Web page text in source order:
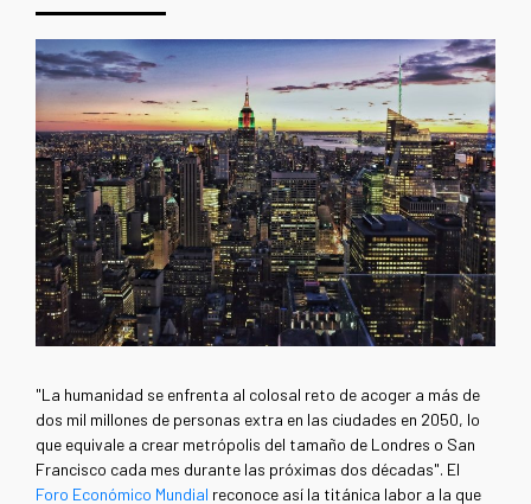
"La humanidad se enfrenta al colosal reto de acoger a más de
dos mil millones de personas extra en las ciudades en 2050, lo
que equivale a crear metrópolis del tamaño de Londres o San
Francisco cada mes durante las próximas dos décadas". El
Foro Económico Mundial reconoce así la titánica labor a la que